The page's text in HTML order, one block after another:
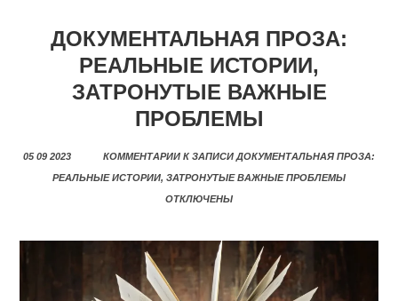
ДОКУМЕНТАЛЬНАЯ ПРОЗА:
РЕАЛЬНЫЕ ИСТОРИИ,
ЗАТРОНУТЫЕ ВАЖНЫЕ
ПРОБЛЕМЫ
05 09 2023 КОММЕНТАРИИ К ЗАПИСИ ДОКУМЕНТАЛЬНАЯ ПРОЗА:
РЕАЛЬНЫЕ ИСТОРИИ, ЗАТРОНУТЫЕ ВАЖНЫЕ ПРОБЛЕМЫ
ОТКЛЮЧЕНЫ